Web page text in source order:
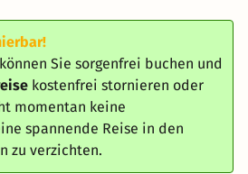
Sie sorgenfrei buchen und
kostenfrei stornieren oder
momentan keine
spannende Reise in den
zu verzichten.